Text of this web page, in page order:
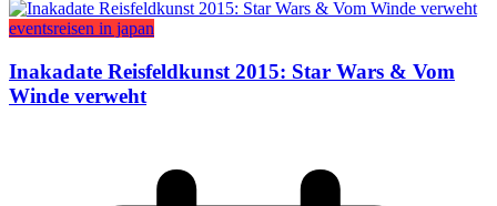
eventsreisen in japan
Inakadate Reisfeldkunst 2015: Star Wars & Vom
Winde verweht